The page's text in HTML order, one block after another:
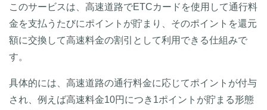
このサービスは、高速道路でETCカードを使用して通行料
金を支払うたびにポイントが貯まり、そのポイントを還元
額に交換して高速料金の割引として利用できる仕組みで
す。
具体的には、高速道路の通行料金に応じてポイントが付与
され、例えば高速料金10円につき1ポイントが貯まる形態